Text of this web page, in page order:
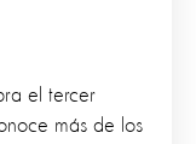
el tercer
más de los